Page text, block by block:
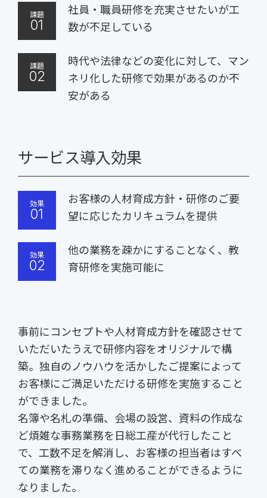
課題
01
社員・職員研修を充実させたいが工
数が不足している
課題
02
時代や法律などの変化に対して、マン
ネリ化した研修で効果があるのか不
安がある
サービス導入効果
効果
01
お客様の人材育成方針・研修のご要
望に応じたカリキュラムを提供
効果
02
他の業務を疎かにすることなく、教
育研修を実施可能に
事前にコンセプトや人材育成方針を確認させて
いただいたうえで研修内容をオリジナルで構
築。独自のノウハウを活かしたご提案によって
お客様にご満足いただける研修を実施すること
ができました。
名簿や名札の準備、会場の設営、資料の作成な
ど煩雑な事務業務を日総工産が代行したこと
で、工数不足を解消し、お客様の担当者はすべ
ての業務を滞りなく進めることができるように
なりました。